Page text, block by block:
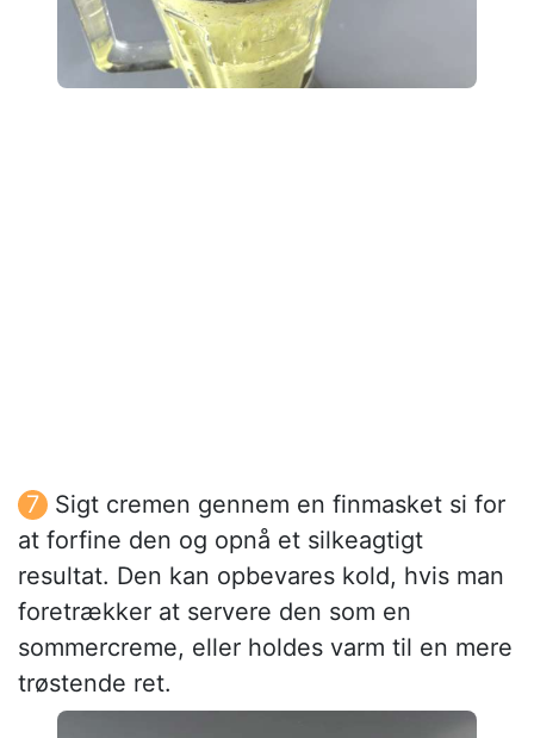
Sigt cremen gennem en finmasket si for
at forfine den og opnå et silkeagtigt
resultat. Den kan opbevares kold, hvis man
foretrækker at servere den som en
sommercreme, eller holdes varm til en mere
trøstende ret.